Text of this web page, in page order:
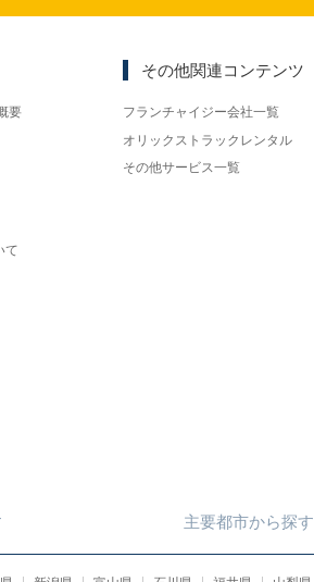
要
て
その他関連コンテンツ
フランチャイジー会社一覧
オリックストラックレンタル
その他サービス一覧
主要都市から探す